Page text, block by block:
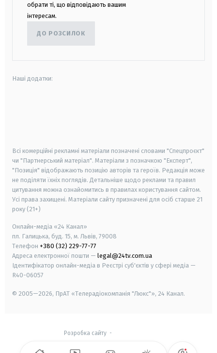
обрати ті, що відповідають вашим
інтересам.
ДО РОЗСИЛОК
Наші додатки:
Всі комерційні рекламні матеріали позначені словами "Спецпроєкт"
чи "Партнерський матеріал". Матеріали з позначкою "Експерт",
"Позиція" відображають позицію авторів та героїв. Редакція може
не поділяти їхніх поглядів. Детальніше щодо реклами та правил
цитування можна ознайомитись в правилах користування сайтом.
Усі права захищені. Матеріали сайту призначені для осіб старше 21
року (21+)
Онлайн-медіа «24 Канал»
пл. Галицька, буд. 15, м. Львів, 79008
Телефон +380 (32) 229-77-77
Адреса електронної пошти — legal@24tv.com.ua
Ідентифікатор онлайн-медіа в Реєстрі суб'єктів у сфері медіа —
R40-06057
© 2005—2026, ПрАТ «Телерадіокомпанія "Люкс"», 24 Канал.
Розробка сайту-